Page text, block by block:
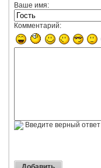
Ваше имя:
Комментарий:
Введите верный ответ